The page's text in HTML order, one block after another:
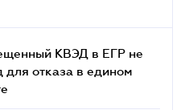
КВЭД в ЕГР не
для отказа в едином